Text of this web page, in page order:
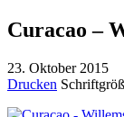
Curacao –
23. Oktober 2015
Drucken